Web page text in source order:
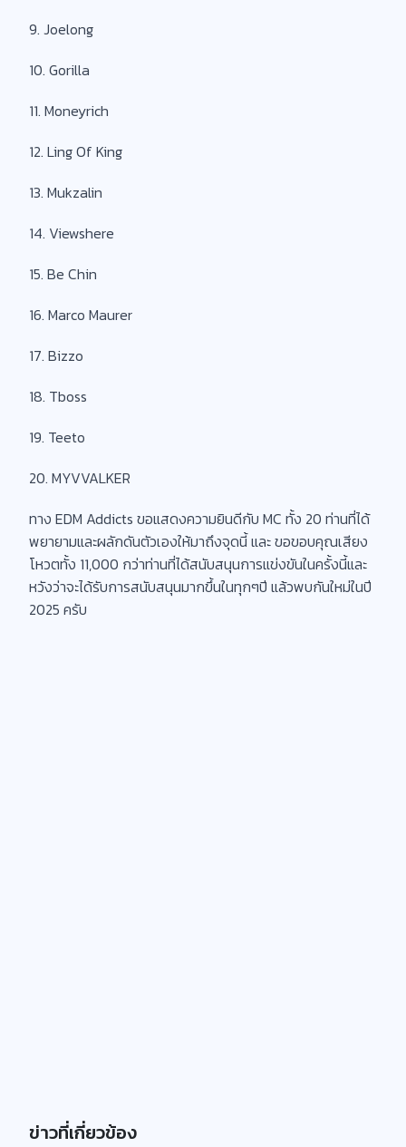
9. Joelong
10. Gorilla
11. Moneyrich
12. Ling Of King
13. Mukzalin
14. Viewshere
15. Be Chin
16. Marco Maurer
17. Bizzo
18. Tboss
19. Teeto
20. MYVVALKER
ทาง EDM Addicts ขอแสดงความยินดีกับ MC ทั้ง 20 ท่านที่ได้
พยายามและผลักดันตัวเองให้มาถึงจุดนี้ และ ขอขอบคุณเสียง
โหวตทั้ง 11,000 กว่าท่านที่ได้สนับสนุนการแข่งขันในครั้งนี้และ
หวังว่าจะได้รับการสนับสนุนมากขึ้นในทุกๆปี แล้วพบกันใหม่ในปี
2025 ครับ
ข่าวที่เกี่ยวข้อง